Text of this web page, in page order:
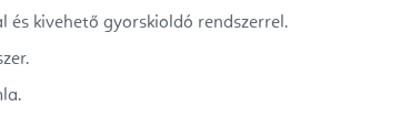
és kivehető gyorskioldó rendszerrel.